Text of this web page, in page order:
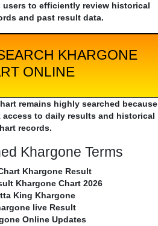
users to efficiently review historical
and past result data.
KHARGONE
ONLINE
remains highly searched because
to daily results and historical
records.
Khargone Terms
Khargone Result
Khargone Chart 2026
King Khargone
live Result
Online Updates